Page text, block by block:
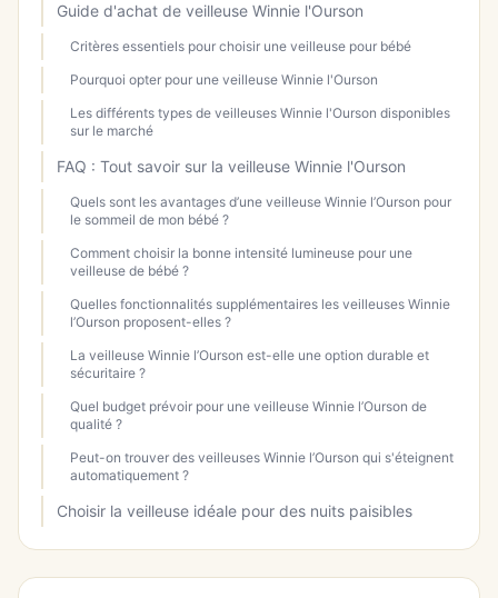
Guide d'achat de veilleuse Winnie l'Ourson
Critères essentiels pour choisir une veilleuse pour bébé
Pourquoi opter pour une veilleuse Winnie l'Ourson
Les différents types de veilleuses Winnie l'Ourson disponibles
sur le marché
FAQ : Tout savoir sur la veilleuse Winnie l'Ourson
Quels sont les avantages d’une veilleuse Winnie l’Ourson pour
le sommeil de mon bébé ?
Comment choisir la bonne intensité lumineuse pour une
veilleuse de bébé ?
Quelles fonctionnalités supplémentaires les veilleuses Winnie
l’Ourson proposent-elles ?
La veilleuse Winnie l’Ourson est-elle une option durable et
sécuritaire ?
Quel budget prévoir pour une veilleuse Winnie l’Ourson de
qualité ?
Peut-on trouver des veilleuses Winnie l’Ourson qui s'éteignent
automatiquement ?
Choisir la veilleuse idéale pour des nuits paisibles